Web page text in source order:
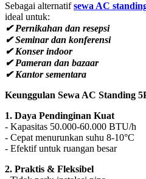
Sebagai alternatifsewa AC
ideal untuk:
✔ Pernikahan dan resepsi
✔ Seminar dan konferensi
✔ Konser indoor
✔ Pameran dan bazaar
✔ Kantor sementara
Keunggulan Sewa AC Standing
1. Daya Pendinginan Kuat
- Kapasitas 50.000-60.000 BTU/h
- Cepat menurunkan suhu 8-10°C
- Efektif untuk ruangan besar
2. Praktis & Fleksibel